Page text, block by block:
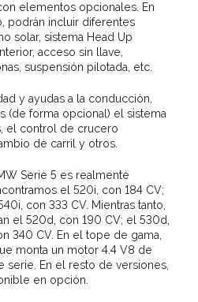
elementos opcionales. En
podrán incluir diferentes
solar, sistema Head Up
acceso sin llave,
suspensión pilotada, etc.
y ayudas a la conducción,
(de forma opcional) el sistema
el control de crucero
de carril y otros.
Serie 5 es realmente
el 520i, con 184 CV;
con 333 CV. Mientras tanto,
el 520d, con 190 CV; el 530d,
340 CV. En el tope de gama,
monta un motor 4.4 V8 de
serie. En el resto de versiones,
en opción.